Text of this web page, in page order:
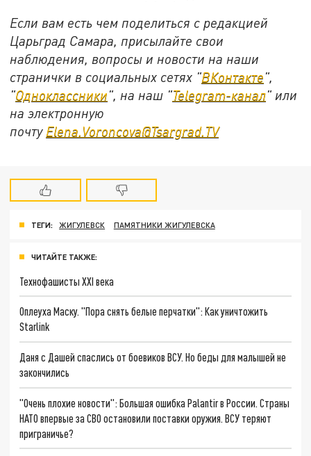
Если вам есть чем поделиться с редакцией
Царьград Самара, присылайте свои
наблюдения, вопросы и новости на наши
странички в социальных сетях "ВКонтакте",
"Одноклассники", на наш "Telegram-канал" или
на электронную
почту Elena.Voroncova@Tsargrad.TV
ТЕГИ: ЖИГУЛЕВСК ПАМЯТНИКИ ЖИГУЛЕВСКА
ЧИТАЙТЕ ТАКЖЕ:
Технофашисты XXI века
Оплеуха Маску. "Пора снять белые перчатки": Как уничтожить
Starlink
Даня с Дашей спаслись от боевиков ВСУ. Но беды для малышей не
закончились
"Очень плохие новости": Большая ошибка Palantir в России. Страны
НАТО впервые за СВО остановили поставки оружия. ВСУ теряют
приграничье?